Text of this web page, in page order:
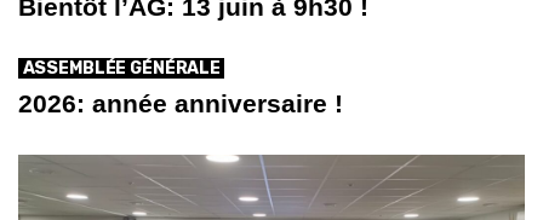
Bientôt l’AG: 13 juin à 9h30 !
ASSEMBLÉE GÉNÉRALE
2026: année anniversaire !